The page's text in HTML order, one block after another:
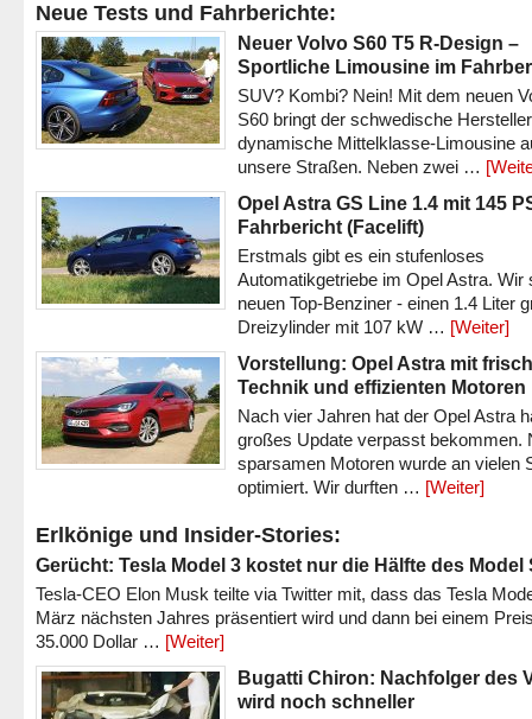
Neue Tests und Fahrberichte:
Neuer Volvo S60 T5 R-Design –
Sportliche Limousine im
SUV? Kombi? Nein! Mit dem neuen
S60 bringt der schwedische
dynamische Mittelklasse-Limousine
unsere Straßen. Neben zwei …
Opel Astra GS Line 1.4 mit 145
Fahrbericht (Facelift)
Erstmals gibt es ein stufenloses
Automatikgetriebe im Opel Astra. Wir
neuen Top-Benziner - einen 1.4 Liter
Dreizylinder mit 107 kW … [Weiter]
Vorstellung: Opel Astra mit
Technik und effizienten Motoren
Nach vier Jahren hat der Opel Astra
großes Update verpasst bekommen.
sparsamen Motoren wurde an vielen
optimiert. Wir durften … [Weiter]
Erlkönige und Insider-Stories:
Gerücht: Tesla Model 3 kostet nur die Hälfte des Model
Tesla-CEO Elon Musk teilte via Twitter mit, dass das Tesla
März nächsten Jahres präsentiert wird und dann bei einem
35.000 Dollar … [Weiter]
Bugatti Chiron: Nachfolger des
wird noch schneller